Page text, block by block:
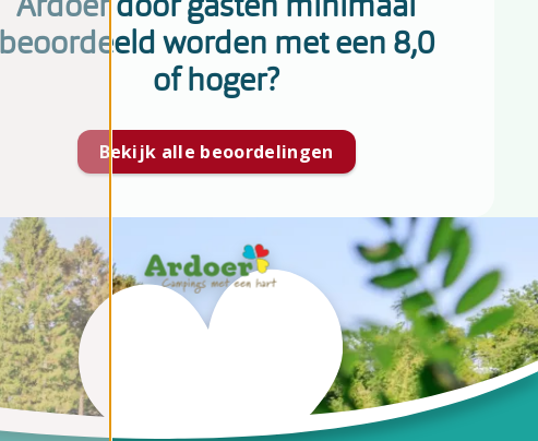
beoordeeld worden met een 8,0
of hoger?
Bekijk alle beoordelingen